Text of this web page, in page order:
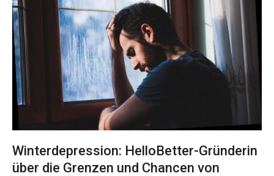
Winterdepression: HelloBetter-Gründerin
über die Grenzen und Chancen von